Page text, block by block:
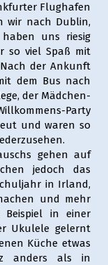
Flughafen
wir nach Dublin,
uns riesig
so viel Spaß mit
der Ankunft
dem Bus nach
der Mädchen-
Party
und waren so
gehen auf
jedoch das
in Irland,
und mehr
Beispiel in einer
Ukulele gelernt
Küche etwas
anders als in